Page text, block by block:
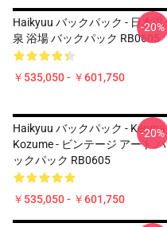
Haikyuu バックパック - 日本温
泉 浴場 バックパック RB0605
￥535,050 - ￥601,750
-20%
Haikyuu バックパック - Kenma
Kozume - ビンテージ アート バ
ックパック RB0605
￥535,050 - ￥601,750
-20%